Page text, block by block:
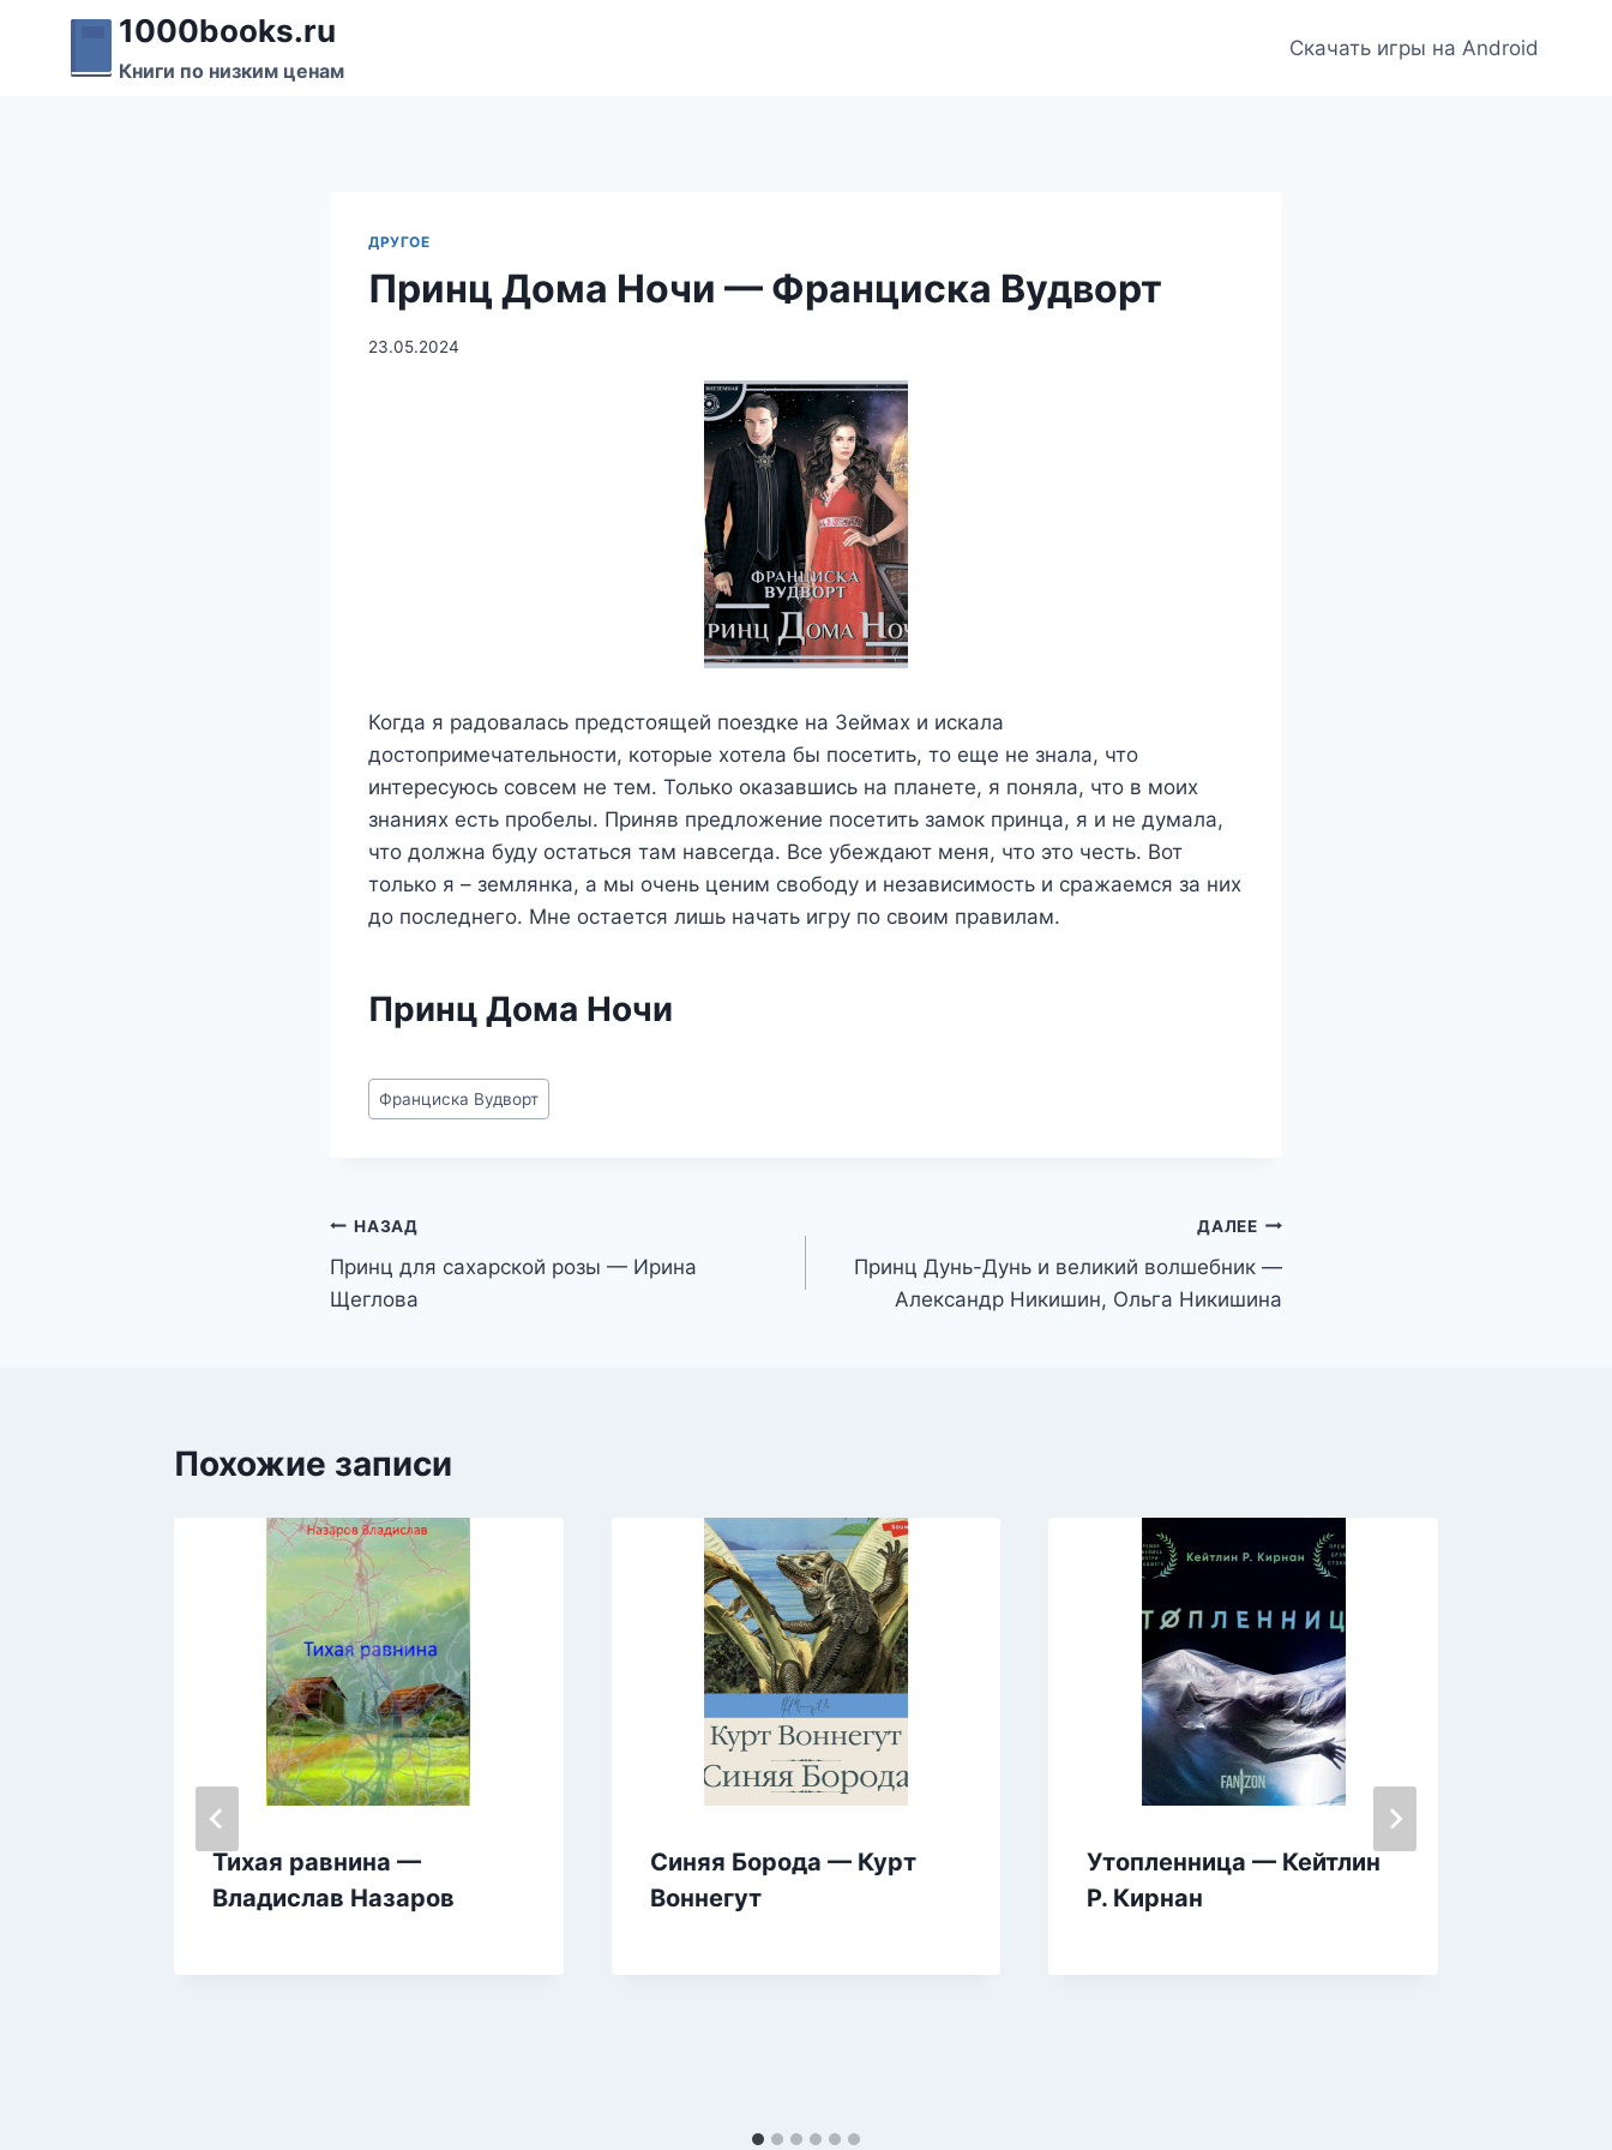
Перейти
содержимому
1000books.ru
Книги по низким ценам
Скачать игры на Android
ДРУГОЕ
Принц Дома Ночи — Франциска Вудворт
23.05.2024
Когда я радовалась предстоящей поездке на Зеймах и искала
достопримечательности, которые хотела бы посетить, то еще не знала, что
интересуюсь совсем не тем. Только оказавшись на планете, я поняла, что в моих
знаниях есть пробелы. Приняв предложение посетить замок принца, я и не думала,
что должна буду остаться там навсегда. Все убеждают меня, что это честь. Вот
только я – землянка, а мы очень ценим свободу и независимость и сражаемся за них
до последнего. Мне остается лишь начать игру по своим правилам.
Принц Дома Ночи
Метки
записи:
Франциска Вудворт
Навигация
по
НАЗАД
Принц для сахарской розы — Ирина
Щеглова
ДАЛЕЕ
Принц Дунь-Дунь и великий волшебник —
Александр Никишин, Ольга Никишина
Похожие записи
Тихая равнина —
Владислав Назаров
Синяя Борода — Курт
Воннегут
Утопленница — Кейтлин
Р. Кирнан